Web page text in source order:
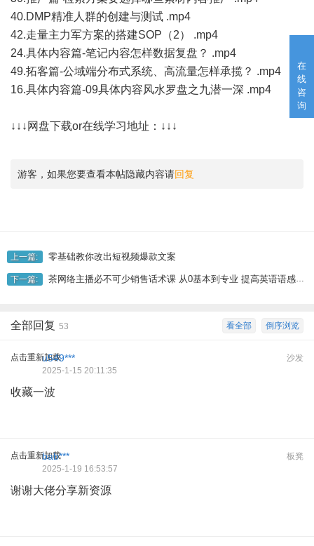
在
线
咨
询
40.DMP精准人群的创建与测试 .mp4
42.走量主力军方案的搭建SOP（2） .mp4
24.具体内容篇-笔记内容怎样数据复盘？ .mp4
49.拓客篇-公域端分布式系统、高流量怎样承揽？ .mp4
16.具体内容篇-09具体内容风水罗盘之九潜一深 .mp4
↓↓↓网盘下载or在线学习地址：↓↓↓
游客，如果您要查看本帖隐藏内容请回复
上一篇: 零基础教你改出短视频爆款文案
下一篇: 茶网络主播必不可少销售话术课 从0基本到专业 提高英语语感感染力 把握直播带货话术底层思维
倒序浏览
看全部
全部回复 53
点击重新加载 沙发
u549***
2025-1-15 20:11:35
收藏一波
点击重新加载 板凳
bab***
2025-1-19 16:53:57
谢谢大佬分享新资源